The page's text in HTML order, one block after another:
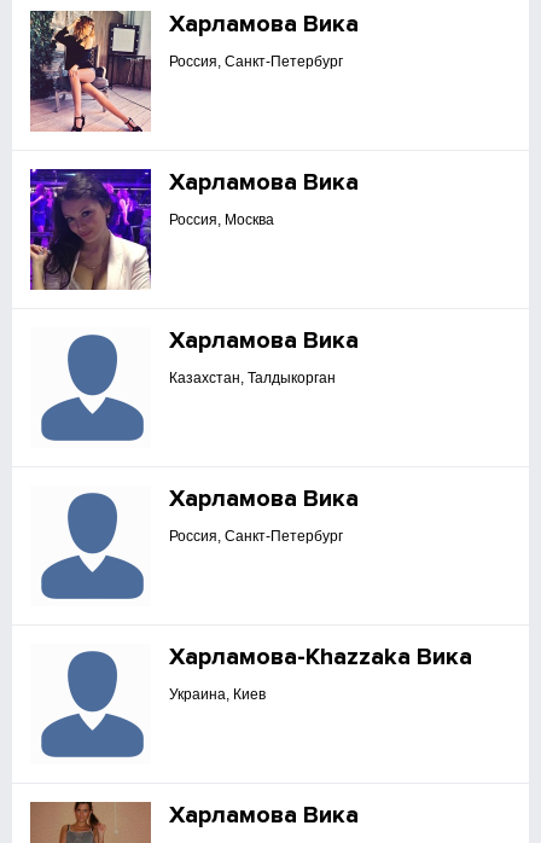
Харламова Вика
Россия, Санкт-Петербург
Харламова Вика
Россия, Москва
Харламова Вика
Казахстан, Талдыкорган
Харламова Вика
Россия, Санкт-Петербург
Харламова-Khazzaka Вика
Украина, Киев
Харламова Вика